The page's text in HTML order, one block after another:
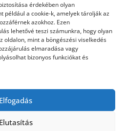
érdekében olyan
például a cookie-k, amelyek tárolják az
azokhoz. Ezen
lehetővé teszi számunkra, hogy olyan
oldalon, mint a böngészési viselkedés
elmaradása vagy
bizonyos funkciókat és
Elfogadás
Elutasítás